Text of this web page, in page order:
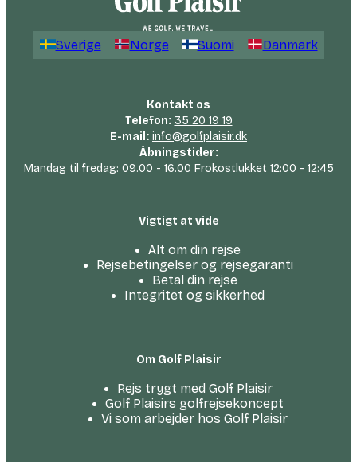
Sverige Norge Suomi Danmark
Kontakt os
Telefon: 35 20 19 19
E-mail: info@golfplaisir.dk
Åbningstider:
Mandag til fredag: 09.00 - 16.00 Frokostlukket 12:00 - 12:45
Vigtigt at vide
Alt om din rejse
Rejsebetingelser og rejsegaranti
Betal din rejse
Integritet og sikkerhed
Om Golf Plaisir
Rejs trygt med Golf Plaisir
Golf Plaisirs golfrejsekoncept
Vi som arbejder hos Golf Plaisir